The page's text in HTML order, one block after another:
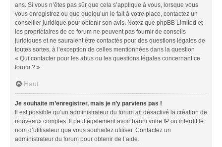
ans. Si vous n’êtes pas sûr que cela s’applique à vous, lorsque vous
vous enregistrez ou que quelqu’un le fait à votre place, contactez un
conseiller juridique pour obtenir son avis. Notez que phpBB Limited et
les propriétaires de ce forum ne peuvent pas fournir de conseils
juridiques et ne sauraient être contactés pour des questions légales de
toutes sortes, à l’exception de celles mentionnées dans la question
« Qui contacter pour les abus ou les questions légales concernant ce
forum ? ».
Haut
Je souhaite m’enregistrer, mais je n’y parviens pas !
Il est possible qu’un administrateur du forum ait désactivé la création de
nouveaux comptes. Il peut également avoir banni votre IP ou interdit le
nom d’utilisateur que vous souhaitez utiliser. Contactez un
administrateur du forum pour obtenir de l’aide.